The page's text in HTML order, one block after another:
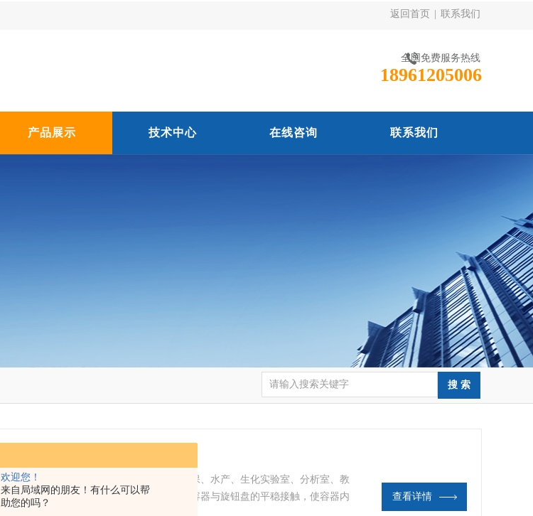
欢迎您！
来自局域网的朋友！有什么可以帮
助您的吗？
返回首页 联系我们
全国免费服务热线
18961205006
产品展示 技术中心 在线咨询 联系我们
多管漩涡仪是生物、遗传、医学、环保、水产、生化实验室、分析室、教
育科研等领域的工具，主要依靠装液容器与旋钮盘的平稳接触，使容器内
查看详情